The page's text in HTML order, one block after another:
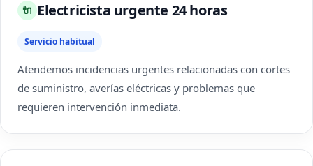
🔌 Electricista urgente 24 horas
Servicio habitual
Atendemos incidencias urgentes relacionadas con cortes
de suministro, averías eléctricas y problemas que
requieren intervención inmediata.